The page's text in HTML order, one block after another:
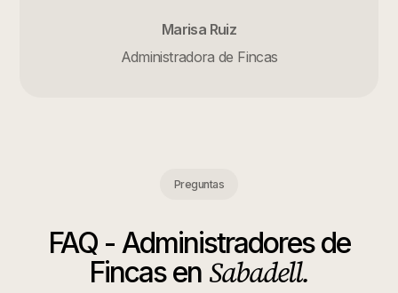
Marisa Ruiz
Administradora de Fincas
Preguntas
FAQ - Administradores de
Fincasen Sabadell.